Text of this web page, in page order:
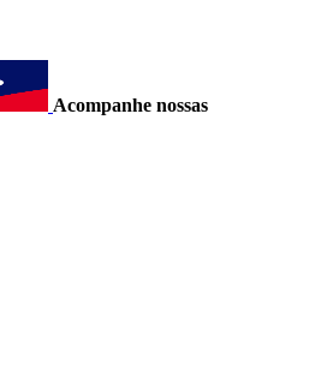
Acompanhe nossas